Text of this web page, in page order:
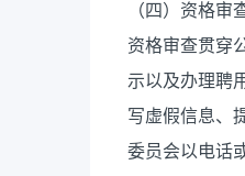
（四）资格审
资格审查贯穿
示以及办理聘
写虚假信息、
委员会以电话